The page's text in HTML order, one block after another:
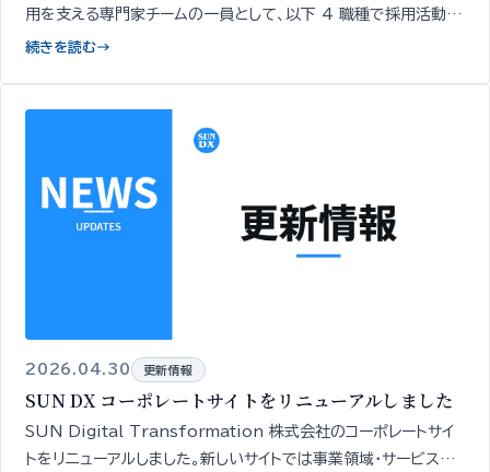
用を支える専門家チームの一員として、以下 4 職種で採用活動を
開始いたしました…
続きを読む→
2026.04.30 更新情報
SUN DX コーポレートサイトをリニューアルしました
SUN Digital Transformation 株式会社のコーポレートサイ
トをリニューアルしました。新しいサイトでは事業領域・サービスの